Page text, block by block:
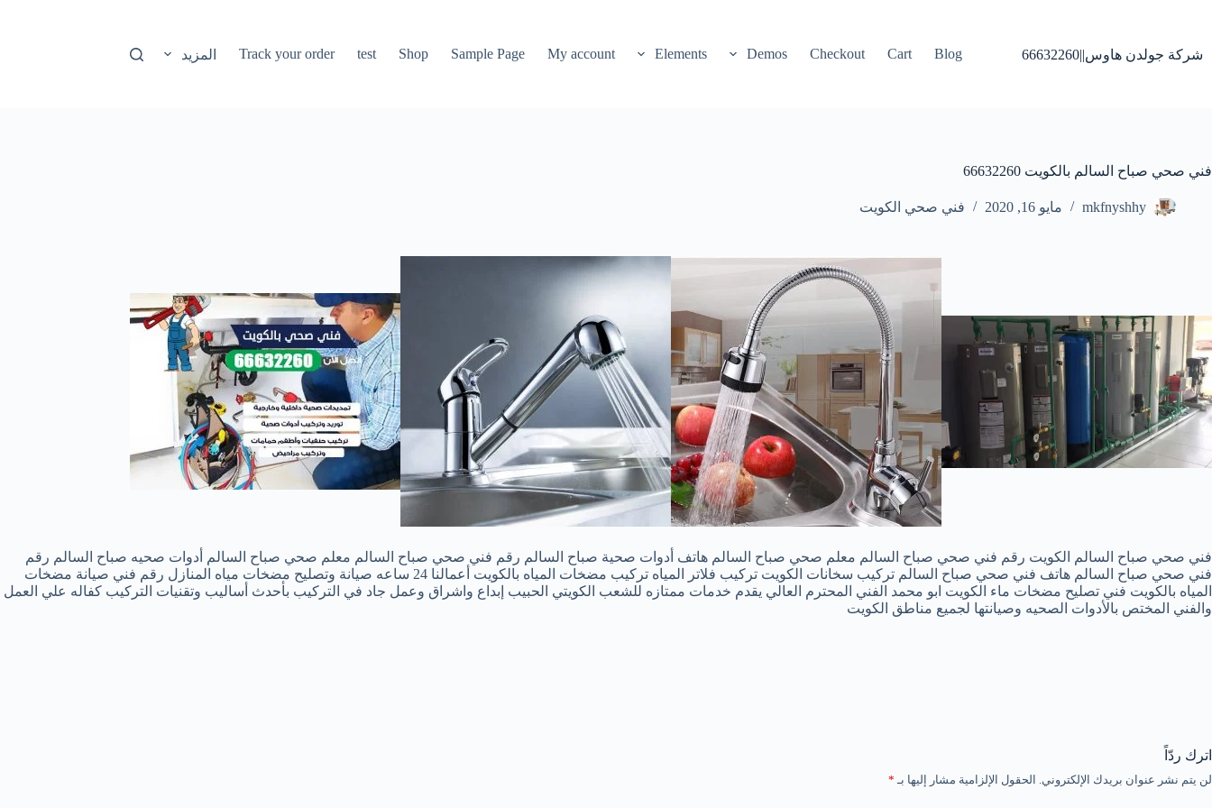
شركة جولدن هاوس||66632260 Blog
Cart
Checkout
Demos
Elements
My account
Sample Page
Shop
test
Track your order المزيد
فني صحي صباح السالم بالكويت 66632260
mkfnyshhy مايو 16, 2020 فني صحي الكويت
فني صحي صباح السالم الكويت رقم فني صحي صباح السالم معلم صحي صباح السالم هاتف أدوات صحية صباح السالم رقم فني صحي صباح السالم معلم صحي صباح السالم أدوات صحيه صباح السالم رقم
فني صحي صباح السالم هاتف فني صحي صباح السالم تركيب سخانات الكويت تركيب فلاتر المياه تركيب مضخات المياه بالكويت أعمالنا 24 ساعه صيانة وتصليح مضخات مياه المنازل رقم فني صيانة مضخات
المياه بالكويت فني تصليح مضخات ماء الكويت ابو محمد الفني المحترم العالي يقدم خدمات ممتازه للشعب الكويتي الحبيب إبداع واشراق وعمل جاد في التركيب بأحدث أساليب وتقنيات التركيب كفاله علي العمل
والفني المختص بالأدوات الصحيه وصيانتها لجميع مناطق الكويت
اترك ردّاً
لن يتم نشر عنوان بريدك الإلكتروني. الحقول الإلزامية مشار إليها بـ *